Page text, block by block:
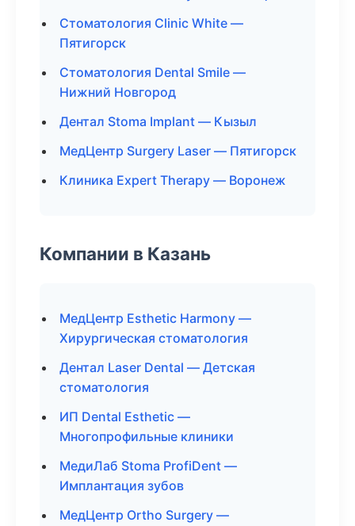
Стоматология Clinic White —
Пятигорск
Стоматология Dental Smile —
Нижний Новгород
Дентал Stoma Implant — Кызыл
МедЦентр Surgery Laser — Пятигорск
Клиника Expert Therapy — Воронеж
Компании в Казань
МедЦентр Esthetic Harmony —
Хирургическая стоматология
Дентал Laser Dental — Детская
стоматология
ИП Dental Esthetic —
Многопрофильные клиники
МедиЛаб Stoma ProfiDent —
Имплантация зубов
МедЦентр Ortho Surgery —